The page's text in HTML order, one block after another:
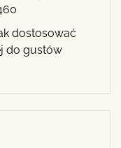
dostosować
do gustów